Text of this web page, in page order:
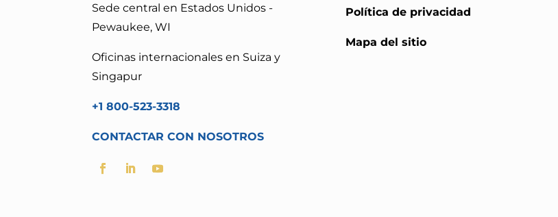
Sede central en Estados Unidos -
Pewaukee, WI
Oficinas internacionales en Suiza y
Singapur
+1 800-523-3318
CONTACTAR CON NOSOTROS
Política de privacidad
Mapa del sitio